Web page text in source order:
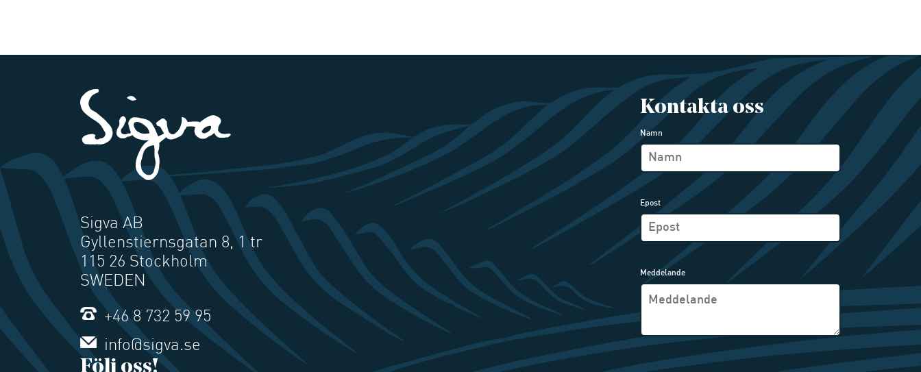
Sigva AB
Gyllenstiernsgatan 8, 1 tr
115 26 Stockholm
SWEDEN
+46 8 732 59 95
info@sigva.se
Följ oss!
Kontakta oss
Namn
Epost
Meddelande